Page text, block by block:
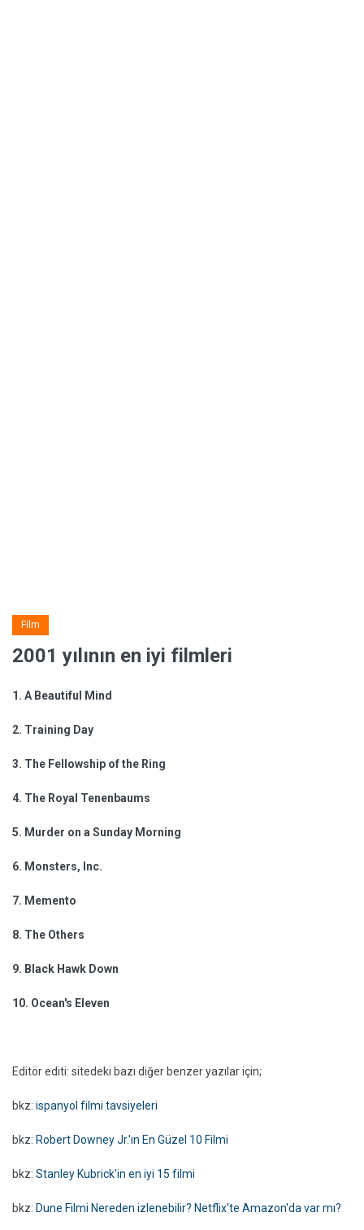
Film
2001 yılının en iyi filmleri
1. A Beautiful Mind
2. Training Day
3. The Fellowship of the Ring
4. The Royal Tenenbaums
5. Murder on a Sunday Morning
6. Monsters, Inc.
7. Memento
8. The Others
9. Black Hawk Down
10. Ocean's Eleven
Editör editi: sitedeki bazı diğer benzer yazılar için;
bkz: ispanyol filmi tavsiyeleri
bkz: Robert Downey Jr.'ın En Güzel 10 Filmi
bkz: Stanley Kubrick'in en iyi 15 filmi
bkz: Dune Filmi Nereden izlenebilir? Netflix'te Amazon'da var mı?